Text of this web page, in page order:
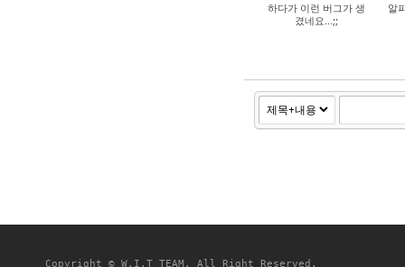
하다가 이런 버그가 생
겼네요...;;
알
Copyright © W.I.T TEAM. All Right Reserved.